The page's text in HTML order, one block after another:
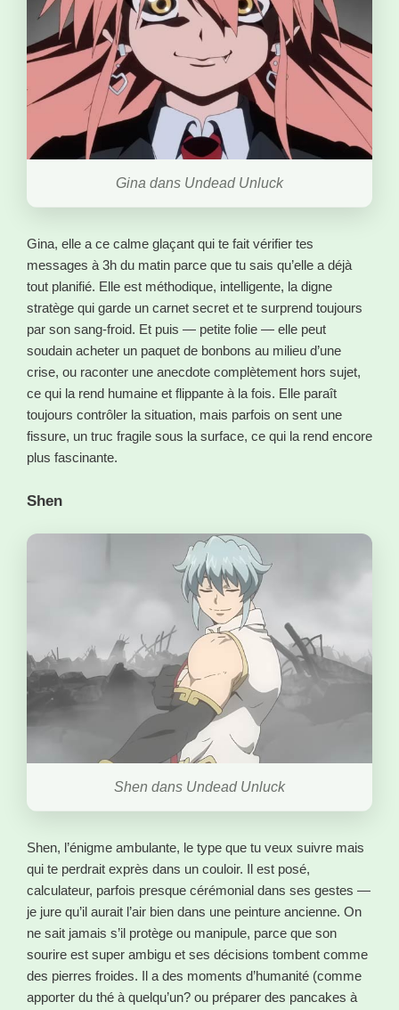
Gina dans Undead Unluck
Gina, elle a ce calme glaçant qui te fait vérifier tes
messages à 3h du matin parce que tu sais qu’elle a déjà
tout planifié. Elle est méthodique, intelligente, la digne
stratège qui garde un carnet secret et te surprend toujours
par son sang-froid. Et puis — petite folie — elle peut
soudain acheter un paquet de bonbons au milieu d’une
crise, ou raconter une anecdote complètement hors sujet,
ce qui la rend humaine et flippante à la fois. Elle paraît
toujours contrôler la situation, mais parfois on sent une
fissure, un truc fragile sous la surface, ce qui la rend encore
plus fascinante.
Shen
Shen dans Undead Unluck
Shen, l’énigme ambulante, le type que tu veux suivre mais
qui te perdrait exprès dans un couloir. Il est posé,
calculateur, parfois presque cérémonial dans ses gestes —
je jure qu’il aurait l’air bien dans une peinture ancienne. On
ne sait jamais s’il protège ou manipule, parce que son
sourire est super ambigu et ses décisions tombent comme
des pierres froides. Il a des moments d’humanité (comme
apporter du thé à quelqu’un? ou préparer des pancakes à